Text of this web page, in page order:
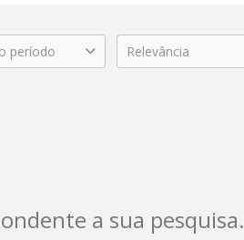
período Relevância
a sua pesquisa.